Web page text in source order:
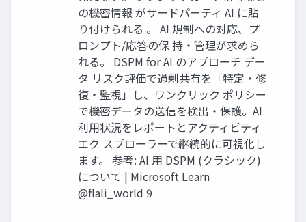
の機密情報 がサードパーティ AI に貼
り付けられる 。 AI 規制への対応、プ
ロンプト/応答の保 持・管理が求めら
れる。 DSPM for AI のアプローチ デー
タ リスク評価で過剰共有を「特定・修
復・監視」し、ワンクリック ポリシー
で機密データの送信を検出・保護。AI
利用状況をレポートとアクティビティ
エク スプローラーで継続的に可視化し
ます。 参考: AI 用 DSPM (クラシック)
について | Microsoft Learn
@flali_world 9